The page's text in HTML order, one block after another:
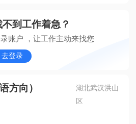
不到工作着急？
账户 ，让工作主动来找您
去登录
方向）
湖北武汉洪山
区